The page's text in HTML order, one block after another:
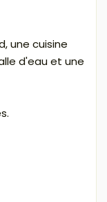
une cuisine
d'eau et une